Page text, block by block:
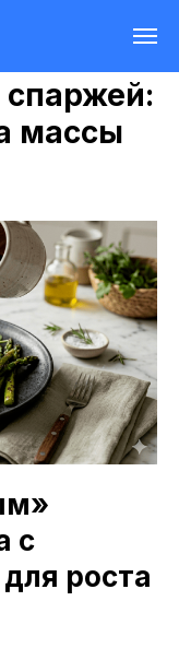
спаржей:
массы
с
роста